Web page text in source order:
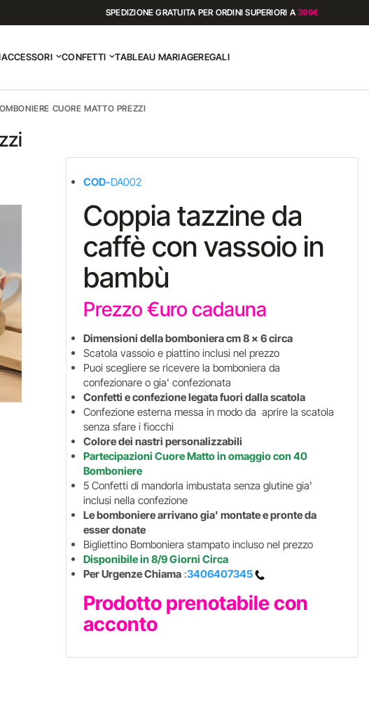
SPEDIZIONE GRATUITA PER ORDINI SUPERIORI A399€
ACCESSORI CONFETTI TABLEAU MARIAGEREGALI
CUORE MATTO PREZZI
COD-DA002
Coppia tazzine da
caffè con vassoio in
bambù
Prezzo €uro cadauna
Dimensioni della bomboniera cm 8 x 6 circa
Scatola vassoio e piattino inclusi nel prezzo
Puoi scegliere se ricevere la bomboniera da
confezionare o gia' confezionata
Confetti e confezione legata fuori dalla scatola
Confezione esterna messa in modo da aprire la scatola
senza sfare i fiocchi
Colore dei nastri personalizzabili
Partecipazioni Cuore Matto in omaggiocon 40
Bomboniere
5 Confetti di mandorla imbustata senza glutine gia'
inclusi nella confezione
Le bomboniere arrivano gia' montate e pronte da
esser donate
Bigliettino Bomboniera stampato incluso nel prezzo
Disponibile in 8/9 Giorni Circa
Per Urgenze Chiama:3406407345
Prodotto prenotabile con
acconto